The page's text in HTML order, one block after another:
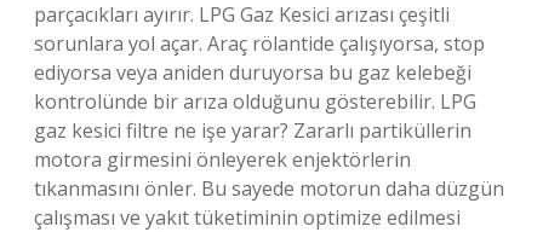
parçacıkları ayırır. LPG Gaz Kesici arızası çeşitli
sorunlara yol açar. Araç rölantide çalışıyorsa, stop
ediyorsa veya aniden duruyorsa bu gaz kelebeği
kontrolünde bir arıza olduğunu gösterebilir. LPG
gaz kesici filtre ne işe yarar? Zararlı partiküllerin
motora girmesini önleyerek enjektörlerin
tıkanmasını önler. Bu sayede motorun daha düzgün
çalışması ve yakıt tüketiminin optimize edilmesi